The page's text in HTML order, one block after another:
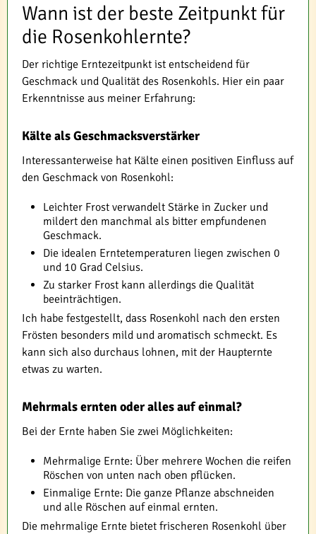
Wann ist der beste Zeitpunkt für
die Rosenkohlernte?
Der richtige Erntezeitpunkt ist entscheidend für
Geschmack und Qualität des Rosenkohls. Hier ein paar
Erkenntnisse aus meiner Erfahrung:
Kälte als Geschmacksverstärker
Interessanterweise hat Kälte einen positiven Einfluss auf
den Geschmack von Rosenkohl:
Leichter Frost verwandelt Stärke in Zucker und
mildert den manchmal als bitter empfundenen
Geschmack.
Die idealen Erntetemperaturen liegen zwischen 0
und 10 Grad Celsius.
Zu starker Frost kann allerdings die Qualität
beeinträchtigen.
Ich habe festgestellt, dass Rosenkohl nach den ersten
Frösten besonders mild und aromatisch schmeckt. Es
kann sich also durchaus lohnen, mit der Haupternte
etwas zu warten.
Mehrmals ernten oder alles auf einmal?
Bei der Ernte haben Sie zwei Möglichkeiten:
Mehrmalige Ernte: Über mehrere Wochen die reifen
Röschen von unten nach oben pflücken.
Einmalige Ernte: Die ganze Pflanze abschneiden
und alle Röschen auf einmal ernten.
Die mehrmalige Ernte bietet frischeren Rosenkohl über